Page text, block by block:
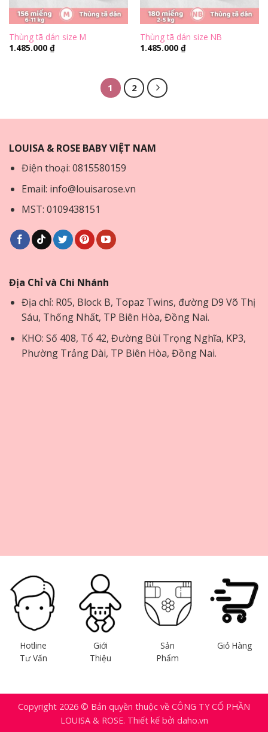
Thùng tã dán size M
1.485.000 ₫
Thùng tã dán size NB
1.485.000 ₫
1 2
LOUISA & ROSE BABY VIỆT NAM
Điện thoại: 0815580159
Email: info@louisarose.vn
MST: 0109438151
Địa Chỉ và Chi Nhánh
Địa chỉ: R05, Block B, Topaz Twins, đường D9 Võ Thị
Sáu, Thống Nhất, TP Biên Hòa, Đồng Nai.
KHO: Số 408, Tổ 42, Đường Bùi Trọng Nghĩa, KP3,
Phường Trảng Dài, TP Biên Hòa, Đồng Nai.
Hotline
Tư Vấn
Giới
Thiệu
Sản
Phẩm
Giỏ Hàng
Copyright 2026 © Bản quyền thuộc về CÔNG TY CỔ PHẦN
LOUISA & ROSE. Thiết kế bởi daho.vn